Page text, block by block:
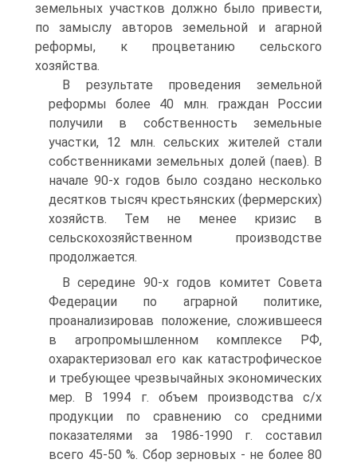
земельных участков должно было привести,
по замыслу авторов земельной и агарной
реформы, к процветанию сельского
хозяйства.
В результате проведения земельной
реформы более 40 млн. граждан России
получили в собственность земельные
участки, 12 млн. сельских жителей стали
собственниками земельных долей (паев). В
начале 90-х годов было создано несколько
десятков тысяч крестьянских (фермерских)
хозяйств. Тем не менее кризис в
сельскохозяйственном производстве
продолжается.
В середине 90-х годов комитет Совета
Федерации по аграрной политике,
проанализировав положение, сложившееся
в агропромышленном комплексе РФ,
охарактеризовал его как катастрофическое
и требующее чрезвычайных экономических
мер. В 1994 г. объем производства с/х
продукции по сравнению со средними
показателями за 1986-1990 г. составил
всего 45-50 %. Сбор зерновых - не более 80